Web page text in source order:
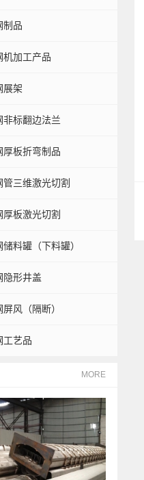
制品
机加工产品
展架
非标翻边法兰
厚板折弯制品
管三维激光切割
厚板激光切割
料罐（下料罐）
隐形井盖
风（隔断）
工艺品
MORE